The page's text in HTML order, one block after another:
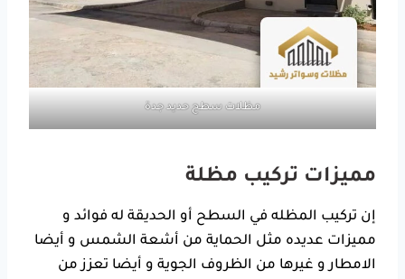
مظلات سطح حديد جدة
مميزات تركيب مظلة
إن تركيب المظله في السطح أو الحديقة له فوائد و
مميزات عديده مثل الحماية من أشعة الشمس و أيضا
الامطار و غيرها من الظروف الجوية و أيضا تعزز من